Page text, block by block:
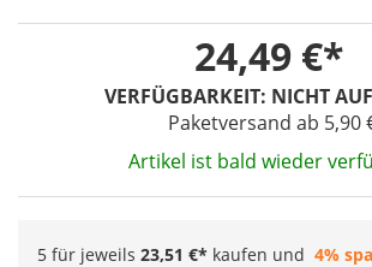
VERFÜGBARKEIT: NICHT
Paketversand ab 5,90
Artikel ist bald wieder
24,49 €
5 für jeweils 23,51 € kaufen und 4%